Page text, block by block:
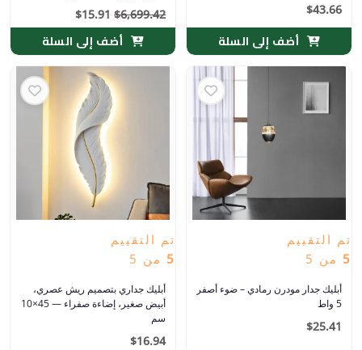
$43.66
أضف إلى السلة
$6,699.42
$15.91
أضف إلى السلة
تم التقييم
5 من 5
أبليك جدار مودرن رمادي – ضوء أصفر
5 واط
$25.41
تم التقييم
5 من 5
أبليك جداري بتصميم ريش عصري،
أبيض صغير، إضاءة صفراء — 45×10
سم
$16.94